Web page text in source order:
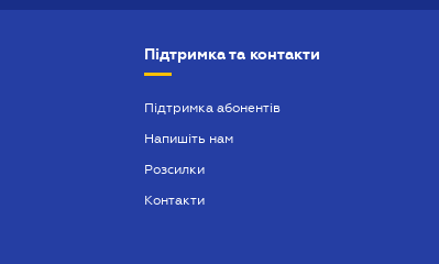
Підтримка та контакти
Підтримка абонентів
Напишіть нам
Розсилки
Контакти